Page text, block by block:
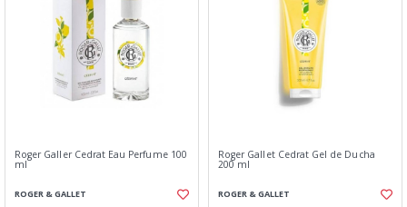
Roger Galler Cedrat Eau Perfume 100
ml
ROGER & GALLET
Roger Gallet Cedrat Gel de Ducha
200 ml
ROGER & GALLET